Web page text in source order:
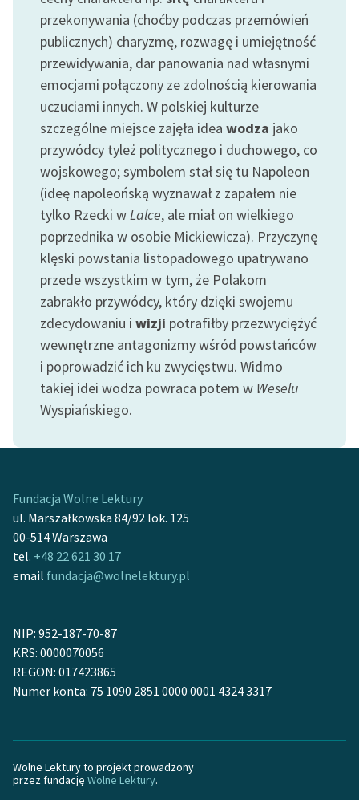
przekonywania (choćby podczas przemówień
publicznych) charyzmę, rozwagę i umiejętność
przewidywania, dar panowania nad własnymi
emocjami połączony ze zdolnością kierowania
uczuciami innych. W polskiej kulturze
szczególne miejsce zajęła idea wodza jako
przywódcy tyleż politycznego i duchowego, co
wojskowego; symbolem stał się tu Napoleon
(ideę napoleońską wyznawał z zapałem nie
tylko Rzecki wLalce, ale miał on wielkiego
poprzednika w osobie Mickiewicza). Przyczynę
klęski powstania listopadowego upatrywano
przede wszystkim w tym, że Polakom
zabrakło przywódcy, który dzięki swojemu
zdecydowaniu i wizji potrafiłby przezwyciężyć
wewnętrzne antagonizmy wśród powstańców
i poprowadzić ich ku zwycięstwu. Widmo
takiej idei wodza powraca potem w Weselu
Wyspiańskiego.
Fundacja Wolne Lektury
ul. Marszałkowska 84/92 lok. 125
00-514 Warszawa
tel. +48 22 621 30 17
email fundacja@wolnelektury.pl
NIP: 952-187-70-87
KRS: 0000070056
REGON: 017423865
Numer konta: 75 1090 2851 0000 0001 4324 3317
Wolne Lektury to projekt prowadzony
przez fundację Wolne Lektury.